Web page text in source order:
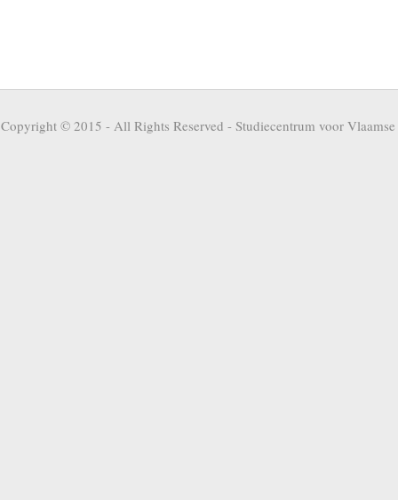
Copyright © 2015 - All Rights Reserved - Studiecentrum voor